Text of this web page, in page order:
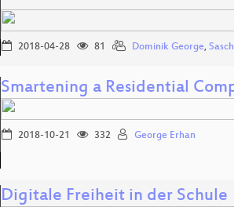
2018-04-28 81 Dominik George,
Smartening a Residential
2018-10-21 332 George Erhan
Digitale Freiheit in der Schule